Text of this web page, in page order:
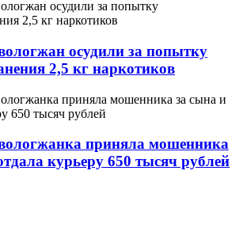
осудили за попытку
2,5 кг наркотиков
приняла мошенника
курьеру 650 тысяч рублей